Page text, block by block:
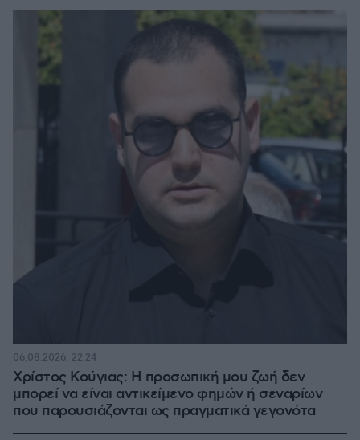
Χρίστος Κούγιας: Η προσωπική μου ζωή δεν
μπορεί να είναι αντικείμενο φημών ή σεναρίων
που παρουσιάζονται ως πραγματικά γεγονότα
06.08.2026, 22:24